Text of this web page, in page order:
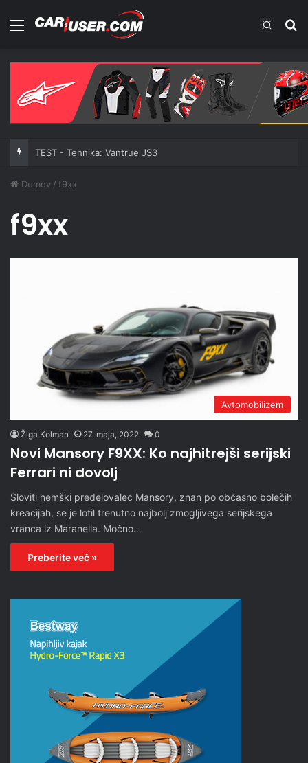
Meni
TEST - Tehnika: Vantrue JS3
Domov / f9xx
f9xx
Avtomobilizem
Žiga Kolman 27. maja, 2022 0
Novi Mansory F9XX: Ko najhitrejši serijski
Ferrari ni dovolj
Sloviti nemški predelovalec Mansory, znan po občasno bolečih
kreacijah, se je lotil trenutno najbolj zmogljivega serijskega
vranca iz Maranella. Močno…
Preberite več »